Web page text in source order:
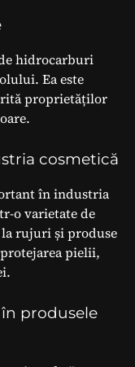
hidrocarburi
Ea este
proprietăților
cosmetică
în industria
o varietate de
rujuri și produse
pielii,
produsele